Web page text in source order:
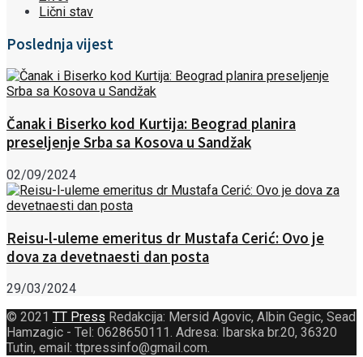
Lični stav
Poslednja vijest
Čanak i Biserko kod Kurtija: Beograd planira
preseljenje Srba sa Kosova u Sandžak
02/09/2024
Reisu-l-uleme emeritus dr Mustafa Cerić: Ovo je
dova za devetnaesti dan posta
29/03/2024
© 2021 TT Press Redakcija: Mersid Agovic, Albin Gegic, Sead
Hamzagic - Tel: 0628650111. Adresa: Ibarska br.20, 36320
Tutin, email: ttpressinfo@gmail.com.